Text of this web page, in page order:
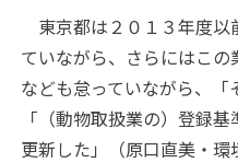
東京都は２０１３年度以
ていながら、さらにはこ
なども怠っていながら、「
「（動物取扱業の）登録
更新した」（原口直美・